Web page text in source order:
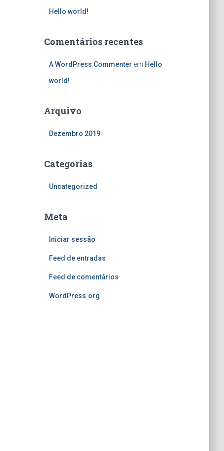
o
Hello world!
Comentários recentes
A WordPress Commenter em Hello
world!
Arquivo
Dezembro 2019
Categorias
Uncategorized
Meta
Iniciar sessão
Feed de entradas
Feed de comentários
WordPress.org